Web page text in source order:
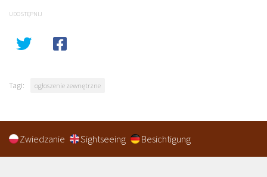
UDOSTĘPNIJ
Tagi: ogłoszenie zewnętrzne
Zwiedzanie Sightseeing Besichtigung